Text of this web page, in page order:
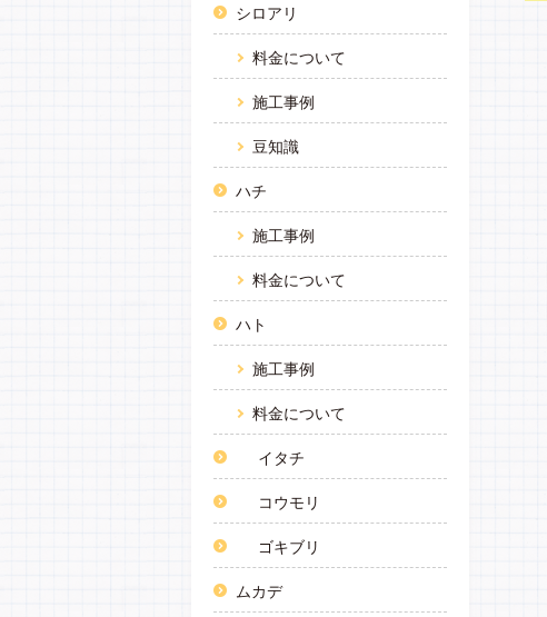
シロアリ
料金について
施工事例
豆知識
ハチ
施工事例
料金について
ハト
施工事例
料金について
イタチ
コウモリ
ゴキブリ
ムカデ